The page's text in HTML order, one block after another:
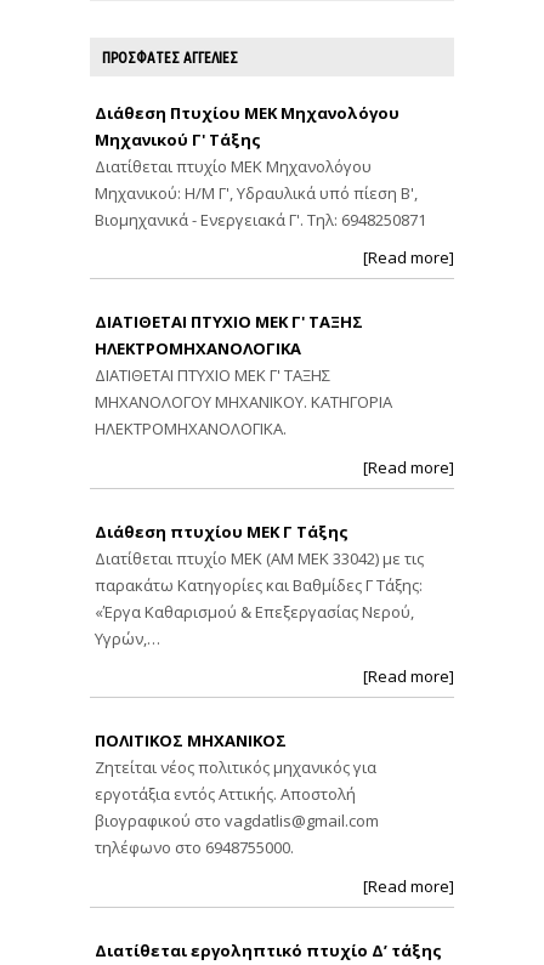
ΠΡΟΣΦΑΤΕΣ ΑΓΓΕΛΙΕΣ
Διάθεση Πτυχίου ΜΕΚ Μηχανολόγου
Μηχανικού Γ' Τάξης
Διατίθεται πτυχίο ΜΕΚ Μηχανολόγου
Μηχανικού: Η/Μ Γ', Υδραυλικά υπό πίεση Β',
Βιομηχανικά - Ενεργειακά Γ'. Τηλ: 6948250871
[Read more]
ΔΙΑΤΙΘΕΤΑΙ ΠΤΥΧΙΟ ΜΕΚ Γ' ΤΑΞΗΣ
ΗΛΕΚΤΡΟΜΗΧΑΝΟΛΟΓΙΚΑ
ΔΙΑΤΙΘΕΤΑΙ ΠΤΥΧΙΟ ΜΕΚ Γ' ΤΑΞΗΣ
ΜΗΧΑΝΟΛΟΓΟΥ ΜΗΧΑΝΙΚΟΥ. ΚΑΤΗΓΟΡΙΑ
ΗΛΕΚΤΡΟΜΗΧΑΝΟΛΟΓΙΚΑ.
[Read more]
Διάθεση πτυχίου ΜΕΚ Γ Τάξης
Διατίθεται πτυχίο ΜΕΚ (ΑΜ ΜΕΚ 33042) με τις
παρακάτω Κατηγορίες και Βαθμίδες Γ Τάξης:
«Έργα Καθαρισμού & Επεξεργασίας Νερού,
Υγρών,…
[Read more]
ΠΟΛΙΤΙΚΟΣ ΜΗΧΑΝΙΚΟΣ
Ζητείται νέος πολιτικός μηχανικός για
εργοτάξια εντός Αττικής. Αποστολή
βιογραφικού στο vagdatlis@gmail.com
τηλέφωνο στο 6948755000.
[Read more]
Διατίθεται εργοληπτικό πτυχίο Δ’ τάξης